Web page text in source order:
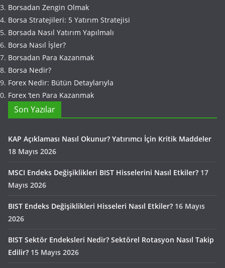
Borsadan Zengin Olmak
Borsa Stratejileri: 5 Yatırım Stratejisi
Borsada Nasıl Yatırım Yapılmalı
Borsa Nasıl İşler?
Borsadan Para Kazanmak
Borsa Nedir?
Forex Nedir: Bütün Detaylarıyla
Forex ‘ten Para Kazanmak
Son Yazılar
KAP Açıklaması Nasıl Okunur? Yatırımcı İçin Kritik Maddeler
18 Mayıs 2026
MSCI Endeks Değişiklikleri BIST Hisselerini Nasıl Etkiler? 17
Mayıs 2026
BIST Endeks Değişiklikleri Hisseleri Nasıl Etkiler? 16 Mayıs
2026
BIST Sektör Endeksleri Nedir? Sektörel Rotasyon Nasıl Takip
Edilir? 15 Mayıs 2026